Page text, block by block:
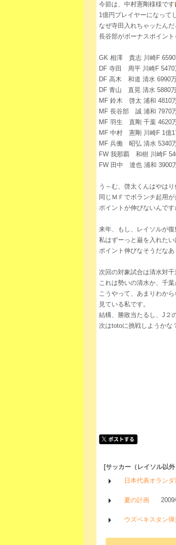
今節は、中村憲剛様様です
1億円プレイヤーになって
なぜ寺田入れちゃッたんだ
長谷部がボーナスポイン
GK 相澤 貴志 川崎F
DF 寺田 周平 川崎F
DF 高木 和道 清水
DF 青山 直晃 清水 5880
MF 鈴木 啓太 浦和 4810
MF 長谷部 誠 浦和 7970
MF 羽生 直剛 千葉 4620
MF 中村 憲剛 川崎F 1億
MF 兵働 昭弘 清水
FW 我那覇 和樹 川崎F
FW 田中 達也 浦和
う～む、啓太くんはやはり
同じＭＦでボランチ起用が
ポイントが伸びないんです
来年、もし、レイソルが復
私はずーっと巌を入れたい
ポイント伸びなそうだなあ
次回の対象試合は清水対千
これは勢いの清水か、千葉
こうやって、あまりわか
見ている私です。
結構、勝敗当たるし、J２
次はtotoに挑戦しようかな
[サッカー（レイソル以
日本代表オラン
夏の計画 2009
ウズベキスタン弾